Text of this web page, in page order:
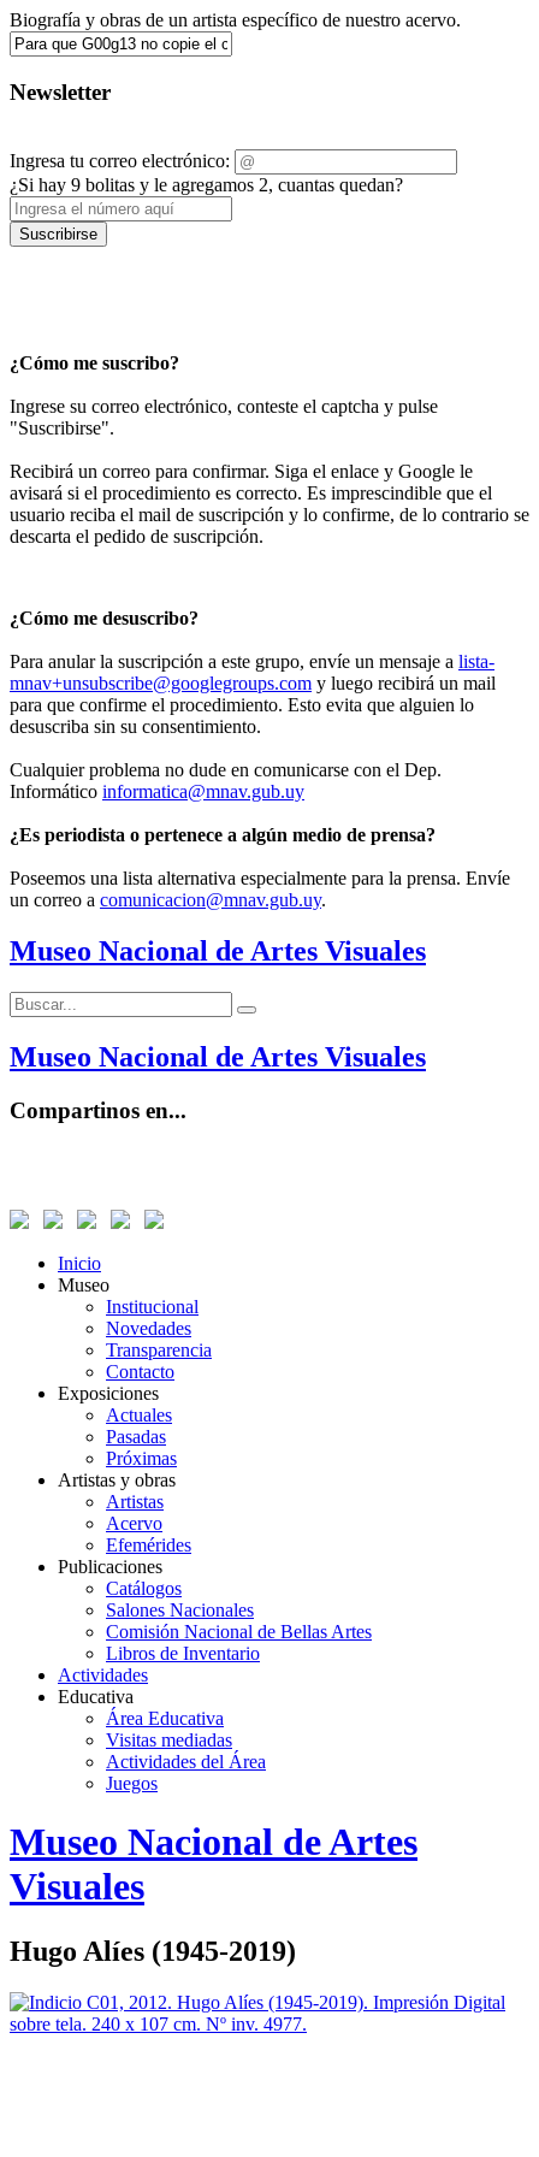
Biografía y obras de un artista específico de nuestro acervo.
Newsletter
Ingresa tu correo electrónico:
¿Si hay 9 bolitas y le agregamos 2, cuantas quedan?
Suscribirse
¿Cómo me suscribo?
Ingrese su correo electrónico, conteste el captcha y pulse
"Suscribirse".
Recibirá un correo para confirmar. Siga el enlace y Google le
avisará si el procedimiento es correcto. Es imprescindible que el
usuario reciba el mail de suscripción y lo confirme, de lo contrario se
descarta el pedido de suscripción.
¿Cómo me desuscribo?
Para anular la suscripción a este grupo, envíe un mensaje a lista-
mnav+unsubscribe@googlegroups.com y luego recibirá un mail
para que confirme el procedimiento. Esto evita que alguien lo
desuscriba sin su consentimiento.
Cualquier problema no dude en comunicarse con el Dep.
Informático informatica@mnav.gub.uy
¿Es periodista o pertenece a algún medio de prensa?
Poseemos una lista alternativa especialmente para la prensa. Envíe
un correo a comunicacion@mnav.gub.uy.
Museo Nacional de Artes Visuales
Buscar:
Buscar
Museo Nacional de Artes Visuales
Compartinos en...
Inicio
Museo
Institucional
Novedades
Transparencia
Contacto
Exposiciones
Actuales
Pasadas
Próximas
Artistas y obras
Artistas
Acervo
Efemérides
Publicaciones
Catálogos
Salones Nacionales
Comisión Nacional de Bellas Artes
Libros de Inventario
Actividades
Educativa
Área Educativa
Visitas mediadas
Actividades del Área
Juegos
Logo
MNAV
Museo Nacional de Artes
Visuales
Hugo Alíes (1945-2019)